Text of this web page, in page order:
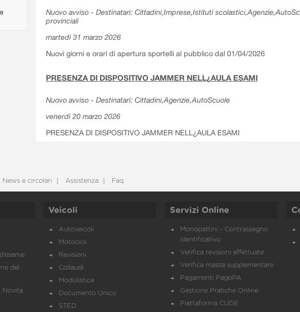
Nuovo avviso - Destinatari: Cittadini,Imprese,Istituti
provinciali
martedì 31 marzo 2026
Nuovi giorni e orari di apertura sportelli al pubblico dal 01/04/2026
PRESENZA DI DISPOSITIVO JAMMER NELL¿AULA ESAMI
Nuovo avviso - Destinatari: Cittadini,Agenzie,AutoScuole
venerdì 20 marzo 2026
PRESENZA DI DISPOSITIVO JAMMER NELL¿AULA ESAMI
News e circolari Assistenza Faq
del
Novità
Veicoli
Autoveicoli
Motocicli
Revisioni
Collaudi
Modulistica
Documento Unico
STED
Servizi Online
Monopattini - Contrassegno
identificativo
Verifica revisioni effettuate
Verifica massa supplementare
Pagamenti PagoPA
Gestione Pratiche Online
Piattaforma CUDE